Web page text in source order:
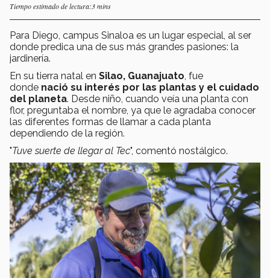
Tiempo estimado de lectura:3 mins
Para Diego, campus Sinaloa es un lugar especial, al ser
donde predica una de sus más grandes pasiones: la
jardinería.
En su tierra natal en Silao, Guanajuato , fue
donde nació su interés por las plantas y el cuidado
del planeta. Desde niño, cuando veía una planta con
flor, preguntaba el nombre, ya que le agradaba conocer
las diferentes formas de llamar a cada planta
dependiendo de la región.
"Tuve suerte de llegar al Tec", comentó nostálgico.